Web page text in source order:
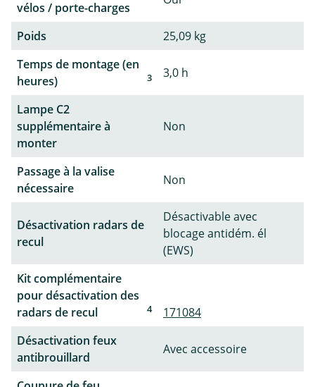
vélos / porte-charges
Poids
25,09 kg
Temps de montage (en
heures)
3 3,0 h
Lampe C2
supplémentaire à
monter
Non
Passage à la valise
nécessaire
Non
Désactivation radars de
recul
Désactivable avec
blocage antidém. él
(EWS)
Kit complémentaire
pour désactivation des
radars de recul
4
171084
Désactivation feux
antibrouillard
Avec accessoire